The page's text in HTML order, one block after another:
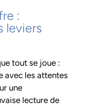
:
leviers
tout se joue :
avec les attentes
une
lecture de